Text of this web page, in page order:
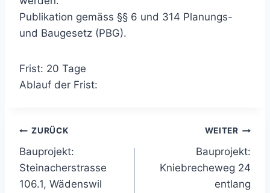
Publikation gemäss §§ 6 und 314 Planungs-
und Baugesetz (PBG).
Frist: 20 Tage
Ablauf der Frist:
Beitragsnavigation
ZURÜCK
Bauprojekt:
Steinacherstrasse
106.1, Wädenswil
WEITER
Bauprojekt:
Kniebrecheweg 24
entlang